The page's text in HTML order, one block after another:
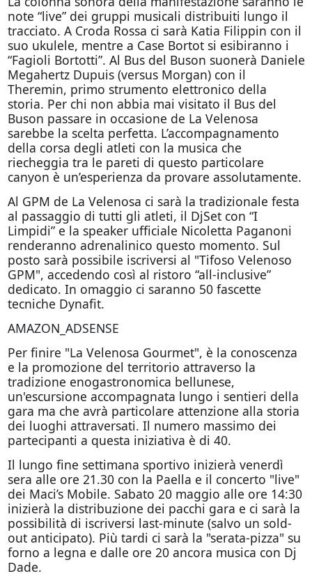
note “live” dei gruppi musicali distribuiti lungo il
tracciato. A Croda Rossa ci sarà Katia Filippin con il
suo ukulele, mentre a Case Bortot si esibiranno i
“Fagioli Bortotti”. Al Bus del Buson suonerà Daniele
Megahertz Dupuis (versus Morgan) con il
Theremin, primo strumento elettronico della
storia. Per chi non abbia mai visitato il Bus del
Buson passare in occasione de La Velenosa
sarebbe la scelta perfetta. L’accompagnamento
della corsa degli atleti con la musica che
riecheggia tra le pareti di questo particolare
canyon è un’esperienza da provare assolutamente.
Al GPM de La Velenosa ci sarà la tradizionale festa
al passaggio di tutti gli atleti, il DjSet con “I
Limpidi” e la speaker ufficiale Nicoletta Paganoni
renderanno adrenalinico questo momento. Sul
posto sarà possibile iscriversi al "Tifoso Velenoso
GPM", accedendo così al ristoro “all-inclusive”
dedicato. In omaggio ci saranno 50 fascette
tecniche Dynafit.
AMAZON_ADSENSE
Per finire "La Velenosa Gourmet", è la conoscenza
e la promozione del territorio attraverso la
tradizione enogastronomica bellunese,
un'escursione accompagnata lungo i sentieri della
gara ma che avrà particolare attenzione alla storia
dei luoghi attraversati. Il numero massimo dei
partecipanti a questa iniziativa è di 40.
Il lungo fine settimana sportivo inizierà venerdì
sera alle ore 21.30 con la Paella e il concerto "live"
dei Maci’s Mobile. Sabato 20 maggio alle ore 14:30
inizierà la distribuzione dei pacchi gara e ci sarà la
possibilità di iscriversi last-minute (salvo un sold-
out anticipato). Più tardi ci sarà la "serata-pizza" su
forno a legna e dalle ore 20 ancora musica con Dj
Dade.